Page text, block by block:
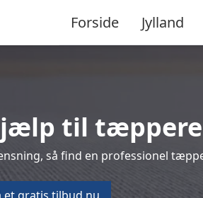
Forside Jylland
til
så find en professionel